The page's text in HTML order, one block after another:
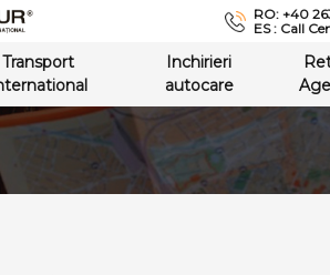
RO: +40
ES : Call
Transport
Inchirieri
autocare